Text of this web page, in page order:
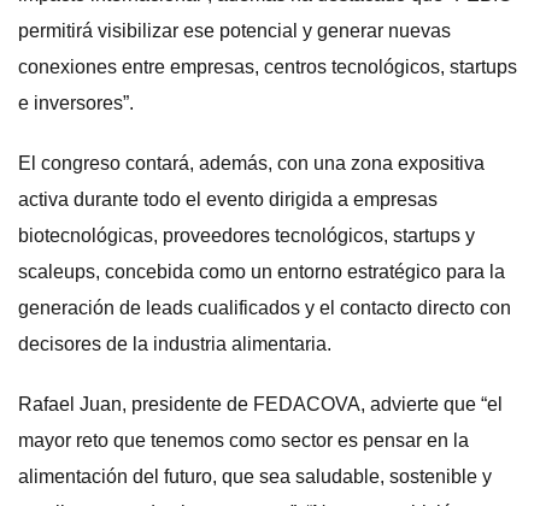
permitirá visibilizar ese potencial y generar nuevas
conexiones entre empresas, centros tecnológicos, startups
e inversores”.
El congreso contará, además, con una zona expositiva
activa durante todo el evento dirigida a empresas
biotecnológicas, proveedores tecnológicos, startups y
scaleups, concebida como un entorno estratégico para la
generación de leads cualificados y el contacto directo con
decisores de la industria alimentaria.
Rafael Juan, presidente de FEDACOVA, advierte que “el
mayor reto que tenemos como sector es pensar en la
alimentación del futuro, que sea saludable, sostenible y